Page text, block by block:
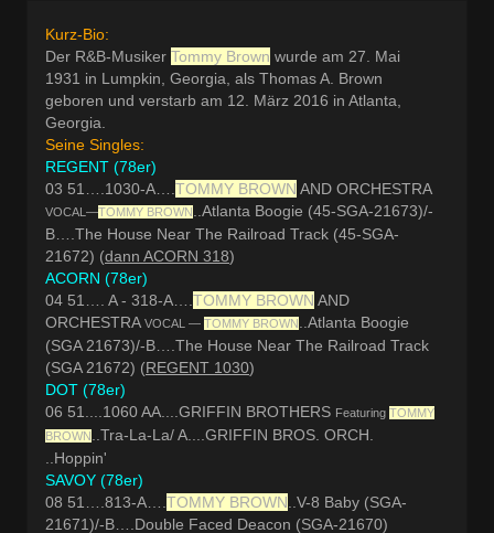
Kurz-Bio:
Der R&B-Musiker Tommy Brown wurde am 27. Mai
1931 in Lumpkin, Georgia, als Thomas A. Brown
geboren und verstarb am 12. März 2016 in Atlanta,
Georgia.
Seine Singles:
REGENT (78er)
03 51….1030-A…. TOMMY BROWN AND ORCHESTRA
VOCAL—TOMMY BROWN
..Atlanta Boogie (45-SGA-21673)/-
B….The House Near The Railroad Track (45-SGA-
21672) (dann ACORN 318)
ACORN (78er)
04 51…. A - 318-A…. TOMMY BROWN AND
ORCHESTRA VOCAL — TOMMY BROWN
..Atlanta Boogie
(SGA 21673)/-B….The House Near The Railroad Track
(SGA 21672) (REGENT 1030)
DOT (78er)
06 51....1060 AA....GRIFFIN BROTHERS Featuring TOMMY
BROWN
..Tra-La-La/ A....GRIFFIN BROS. ORCH.
..Hoppin'
SAVOY (78er)
08 51….813-A…. TOMMY BROWN ..V-8 Baby (SGA-
21671)/-B….Double Faced Deacon (SGA-21670)